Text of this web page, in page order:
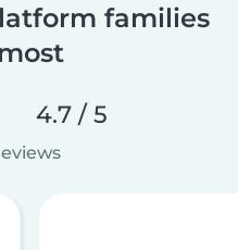
families
4.7 / 5